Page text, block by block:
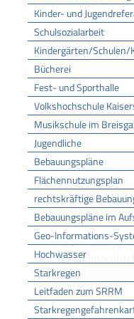
Kinder- und
Schulsozialarbeit
Kindergärten/Schulen/
Bücherei
Fest- und Sporthalle
Volkshochschule
Musikschule im
Jugendliche
Bebauungspläne
Flächennutzungsplan
rechtskräftige
Bebauungspläne im
Geo-Informations-
Hochwasser
Starkregen
Leitfaden zum SRRM
ZUSTÄNDIGE
Das
Referat 46.2
Voraussetzungen
Es gibt zwei Fälle,
ist:
In einer
das
Der Aufstieg
Erlaubnis
Verfahrensablauf